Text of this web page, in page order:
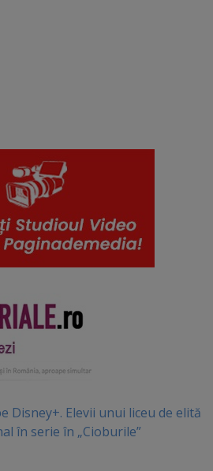
Disney+. Elevii unui liceu de elită
în serie în „Cioburile”